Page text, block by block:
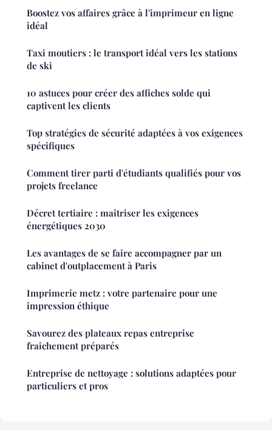
Boostez vos affaires grâce à l'imprimeur en ligne
idéal
Taxi moutiers : le transport idéal vers les stations
de ski
10 astuces pour créer des affiches solde qui
captivent les clients
Top stratégies de sécurité adaptées à vos exigences
spécifiques
Comment tirer parti d'étudiants qualifiés pour vos
projets freelance
Décret tertiaire : maîtriser les exigences
énergétiques 2030
Les avantages de se faire accompagner par un
cabinet d'outplacement à Paris
Imprimerie metz : votre partenaire pour une
impression éthique
Savourez des plateaux repas entreprise
fraîchement préparés
Entreprise de nettoyage : solutions adaptées pour
particuliers et pros